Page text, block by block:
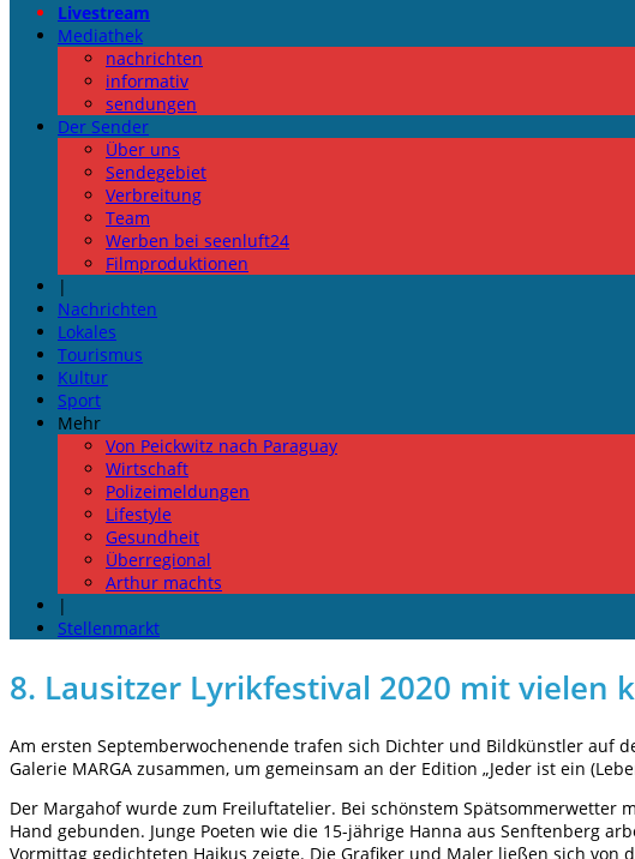
Livestream
Mediathek
nachrichten
informativ
sendungen
Der Sender
Über uns
Sendegebiet
Verbreitung
Team
Werben bei seenluft24
Filmproduktionen
|
Nachrichten
Lokales
Tourismus
Kultur
Sport
Mehr
Von Peickwitz nach Paraguay
Wirtschaft
Polizeimeldungen
Lifestyle
Gesundheit
Überregional
Arthur machts
|
Stellenmarkt
8. Lausitzer Lyrikfestival 2020 mit vielen
Am ersten Septemberwochenende trafen sich Dichter und Bildkünstler auf
Galerie MARGA zusammen, um gemeinsam an der Edition „Jeder ist ein
Der Margahof wurde zum Freiluftatelier. Bei schönstem Spätsommerwetter
Hand gebunden. Junge Poeten wie die 15-jährige Hanna aus Senftenberg
Vormittag gedichteten Haikus zeigte. Die Grafiker und Maler ließen sich